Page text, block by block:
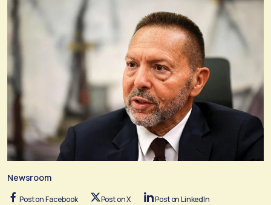
Newsroom
Post on Facebook Post on X Post on LinkedIn